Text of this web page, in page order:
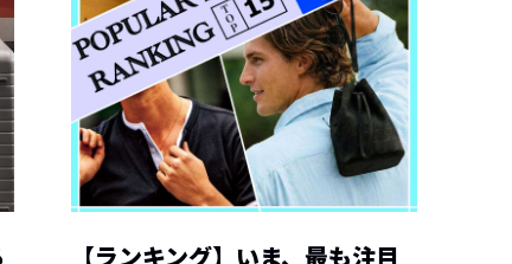
【ランキング】いま、最も注目